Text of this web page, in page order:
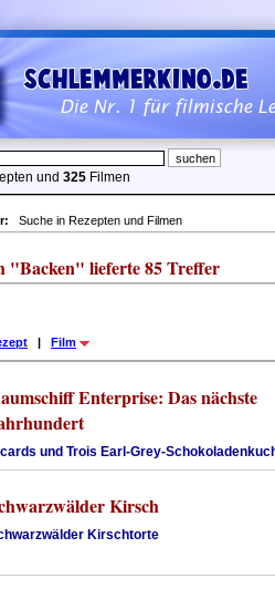
und 325 Filmen
Suche in Rezepten und Filmen
"Backen" lieferte 85 Treffer
| Film
Enterprise: Das nächste
und Trois Earl-Grey-
Kirsch
Kirschtorte